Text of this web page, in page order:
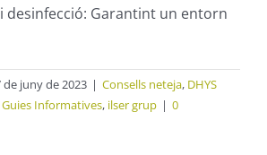
desinfecció: Garantint un entorn
de juny de 2023 | Consells neteja, DHYS
Guies Informatives, ilser grup | 0